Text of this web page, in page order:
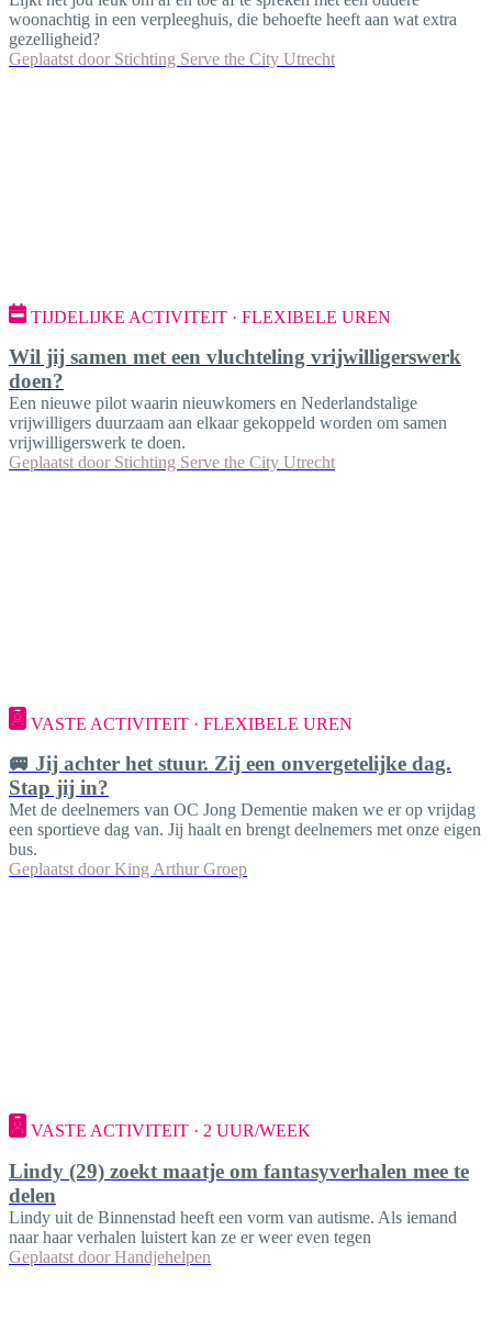
woonachtig in een verpleeghuis, die behoefte heeft aan wat extra
gezelligheid?
Geplaatst door Stichting Serve the City Utrecht
TIJDELIJKE ACTIVITEIT · FLEXIBELE UREN
Wil jij samen met een vluchteling vrijwilligerswerk
doen?
Een nieuwe pilot waarin nieuwkomers en Nederlandstalige
vrijwilligers duurzaam aan elkaar gekoppeld worden om samen
vrijwilligerswerk te doen.
Geplaatst door Stichting Serve the City Utrecht
VASTE ACTIVITEIT · FLEXIBELE UREN
🚐 Jij achter het stuur. Zij een onvergetelijke dag.
Stap jij in?
Met de deelnemers van OC Jong Dementie maken we er op vrijdag
een sportieve dag van. Jij haalt en brengt deelnemers met onze eigen
bus.
Geplaatst door King Arthur Groep
VASTE ACTIVITEIT · 2 UUR/WEEK
Lindy (29) zoekt maatje om fantasyverhalen mee te
delen
Lindy uit de Binnenstad heeft een vorm van autisme. Als iemand
naar haar verhalen luistert kan ze er weer even tegen
Geplaatst door Handjehelpen